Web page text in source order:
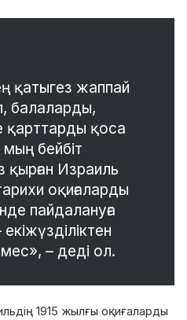
қатыгез жаппай
балаларды,
қарттарды қоса
мың бейбіт
қырған Израиль
оқиғаларды
пайдалануға
– деді ол.
1915 жылғы оқиғаларды